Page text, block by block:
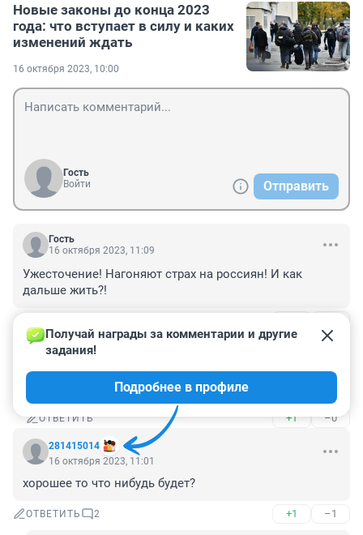
Новые законы до конца 2023
года: что вступает в силу и каких
изменений ждать
16 октября 2023, 10:00
Гость
Войти
Отправить
Гость
16 октября 2023, 11:09
Ужесточение! Нагоняют страх на россиян! И как
дальше жить?!
Гость
Вы вообще читали?
ОТВЕТИТЬ +1 –0
281415014
Получай награды за комментарии и другие
задания!
Подробнее в профиле
16 октября 2023, 11:01
хорошее то что нибудь будет?
ОТВЕТИТЬ 2 +1 –1